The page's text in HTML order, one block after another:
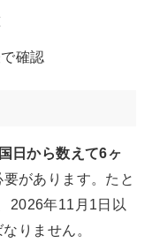
確認
日から数えて6ヶ
要があります。たと
2026年11月1日以
りません。